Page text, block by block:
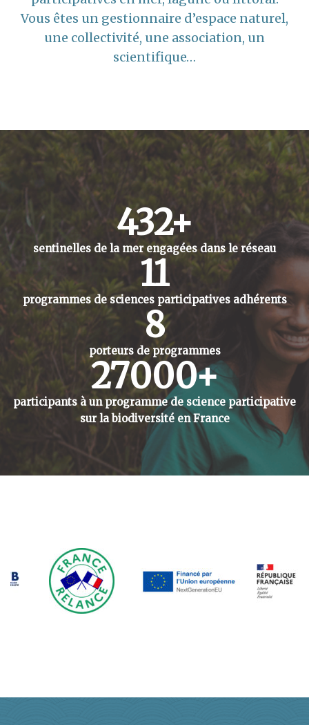
Vous êtes un gestionnaire d’espace naturel,
une collectivité, une association, un
scientifique…
512+
sentinelles de la mer engagées dans le réseau
13
programmes de sciences participatives adhérents
10
porteursde programmes
32000+
participants à un programme de science participative
sur la biodiversité en France